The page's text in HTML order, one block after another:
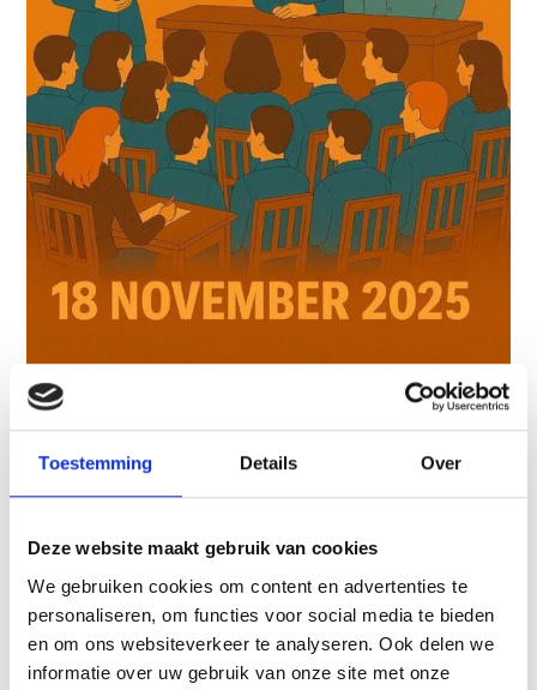
Toestemming Details Over
Deze website maakt gebruik van cookies
We gebruiken cookies om content en advertenties te
personaliseren, om functies voor social media te bieden
en om ons websiteverkeer te analyseren. Ook delen we
informatie over uw gebruik van onze site met onze
Rechtspraakoverzicht faillissementsrecht
2025
Blijf up-to-date in het faillissementsrecht.
Nieuws